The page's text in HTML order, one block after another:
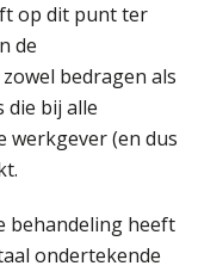
op dit punt ter
de
bedragen als
die bij alle
werkgever (en dus
behandeling heeft
ondertekende